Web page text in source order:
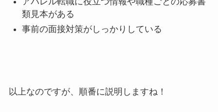
類見本がある
事前の面接対策がしっかりしている
以上なのですが、順番に説明しますね！